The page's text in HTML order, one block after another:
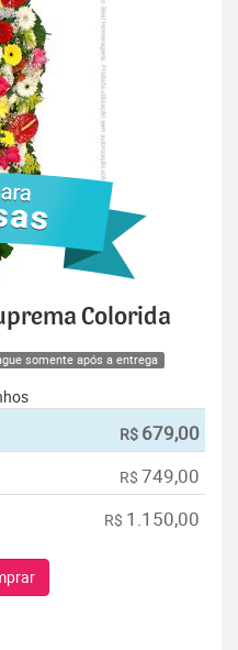
Colorida
somente após a entrega
R$ 679,00
R$ 749,00
R$ 1.150,00